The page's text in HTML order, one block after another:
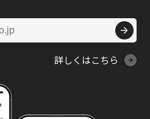
詳しくはこちら